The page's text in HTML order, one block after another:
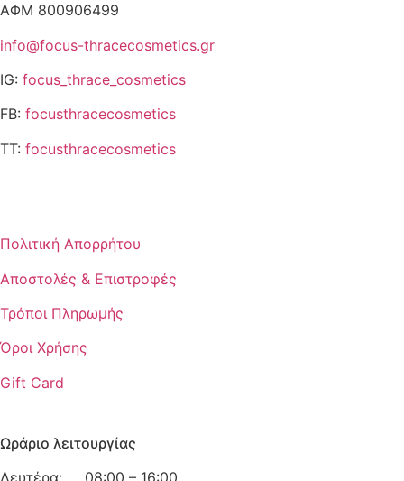
ΑΦΜ 800906499
info@focus-thracecosmetics.gr
IG: focus_thrace_cosmetics
FB: focusthracecosmetics
TT: focusthracecosmetics
Πολιτική Απορρήτου
Αποστολές & Επιστροφές
Τρόποι Πληρωμής
Όροι Χρήσης
Gift Card
Ωράριο λειτουργίας